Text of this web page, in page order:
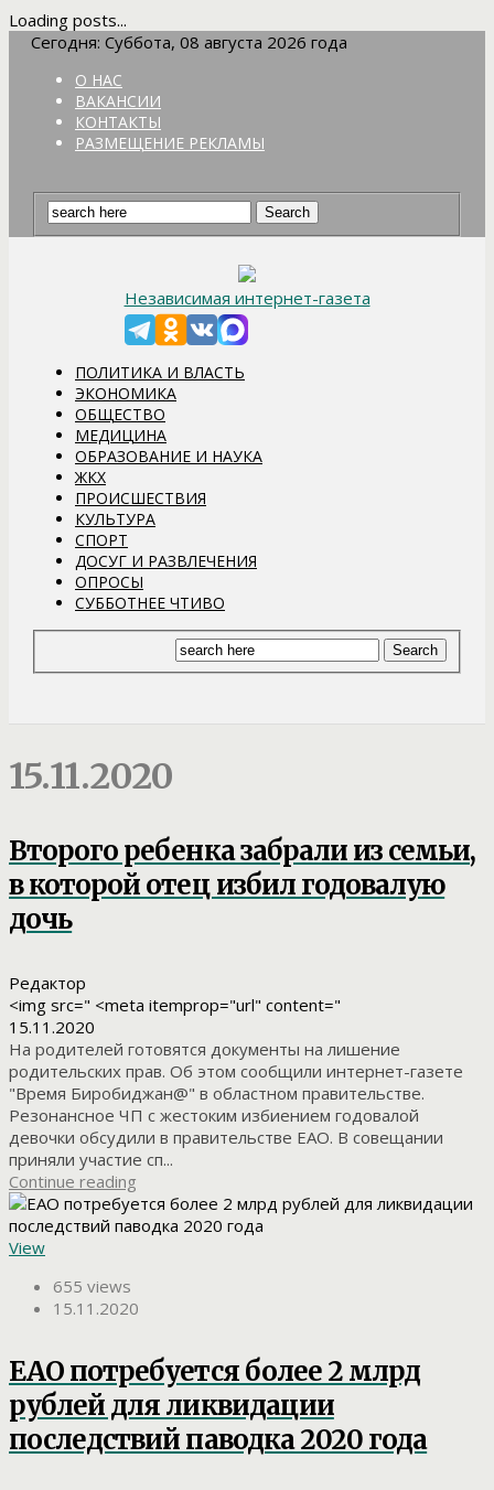
Loading posts...
Сегодня: Суббота, 08 августа 2026 года
О НАС
ВАКАНСИИ
КОНТАКТЫ
РАЗМЕЩЕНИЕ РЕКЛАМЫ
Независимая интернет-газета
ПОЛИТИКА И ВЛАСТЬ
ЭКОНОМИКА
ОБЩЕСТВО
МЕДИЦИНА
ОБРАЗОВАНИЕ И НАУКА
ЖКХ
ПРОИСШЕСТВИЯ
КУЛЬТУРА
СПОРТ
ДОСУГ И РАЗВЛЕЧЕНИЯ
ОПРОСЫ
СУББОТНЕЕ ЧТИВО
15.11.2020
Второго ребенка забрали из семьи,
в которой отец избил годовалую
дочь
Редактор
<img src=" <meta itemprop="url" content="
15.11.2020
На родителей готовятся документы на лишение
родительских прав. Об этом сообщили интернет-газете
"Время Биробиджан@" в областном правительстве.
Резонансное ЧП с жестоким избиением годовалой
девочки обсудили в правительстве ЕАО. В совещании
приняли участие сп...
Continue reading
View
655 views
15.11.2020
ЕАО потребуется более 2 млрд
рублей для ликвидации
последствий паводка 2020 года